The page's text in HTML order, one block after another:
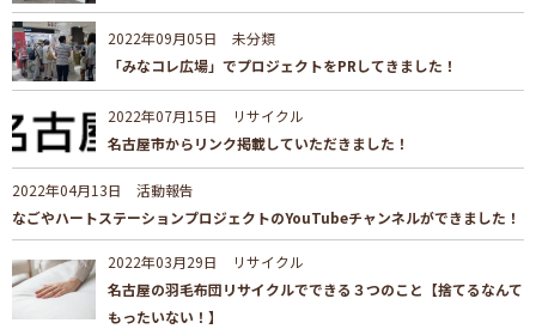
2022年09月05日
未分類
「みなコレ広場」でプロジェクトをPRしてきました！
2022年07月15日
リサイクル
名古屋市からリンク掲載していただきました！
2022年04月13日
活動報告
なごやハートステーションプロジェクトのYouTubeチャンネルができました！
2022年03月29日
リサイクル
名古屋の羽毛布団リサイクルでできる３つのこと【捨てるなんて
もったいない！】